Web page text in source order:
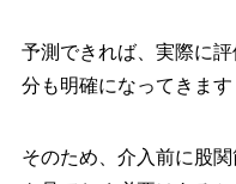
予測できれば、実際に
分も明確になってきます
そのため、介入前に股